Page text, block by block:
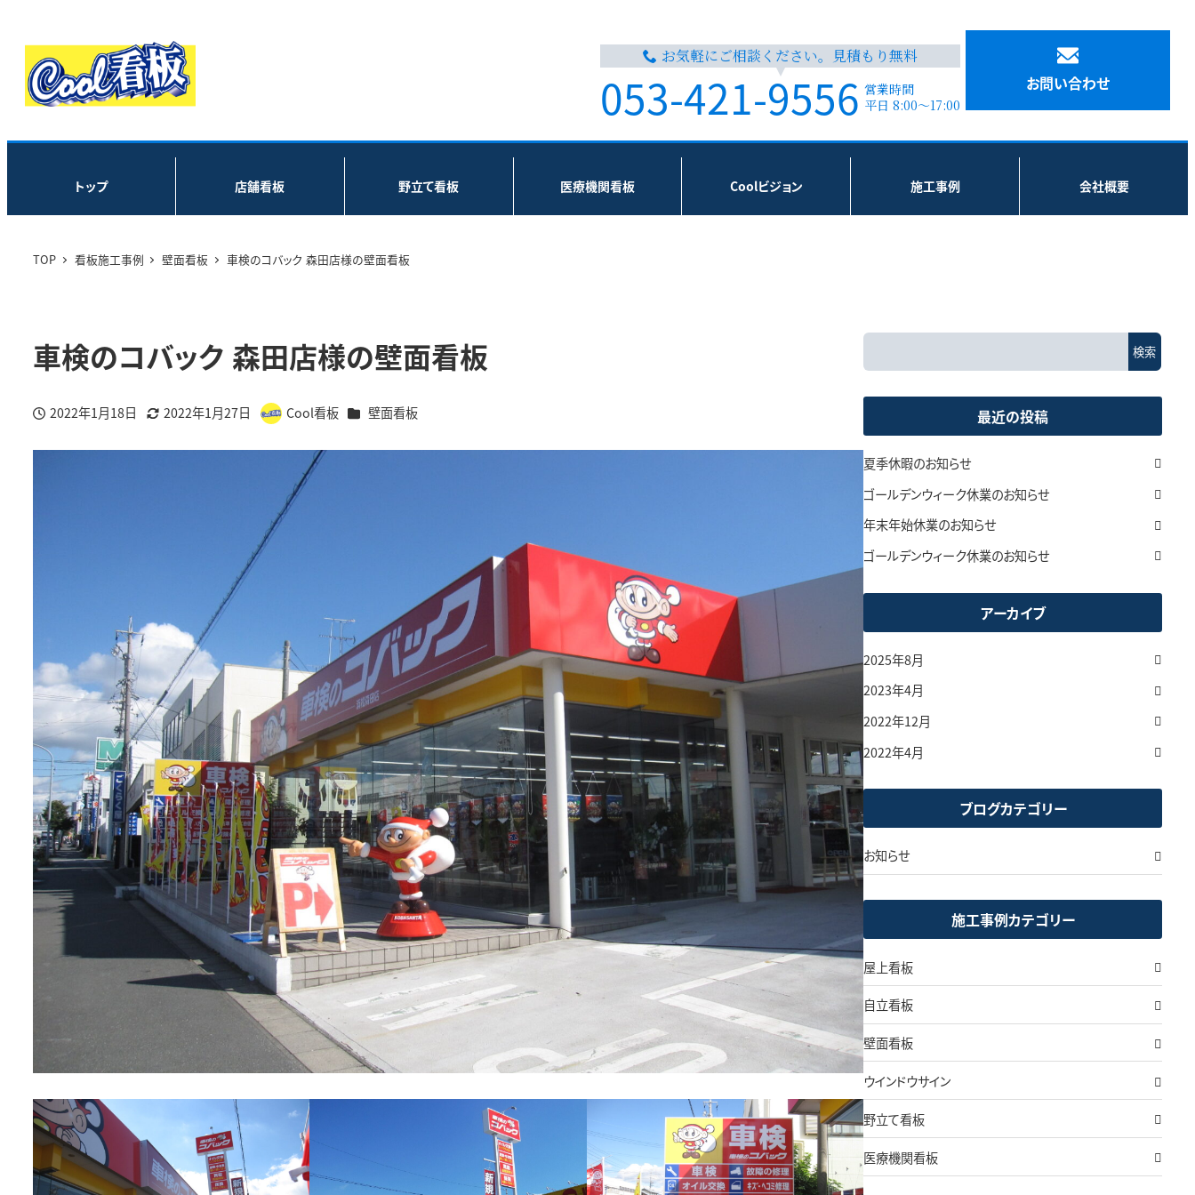
お気軽にご相談ください。見積もり無料
053-421-9556 営業時間
平日 8:00～17:00
お問い合わせ
トップ 店舗看板 野立て看板 医療機関看板 Coolビジョン 施工事例 会社概要
TOP 看板施工事例 壁面看板 車検のコバック 森田店様の壁面看板
車検のコバック 森田店様の壁面看板
投稿日
2022年1月18日
更新日
2022年1月27日
著
Cool看板 施工事例カテゴリー
壁面看板
検
索
検索
最近の投稿
夏季休暇のお知らせ
ゴールデンウィーク休業のお知らせ
年末年始休業のお知らせ
ゴールデンウィーク休業のお知らせ
アーカイブ
2025年8月
2023年4月
2022年12月
2022年4月
ブログカテゴリー
お知らせ
施工事例カテゴリー
屋上看板
自立看板
壁面看板
ウインドウサイン
野立て看板
医療機関看板